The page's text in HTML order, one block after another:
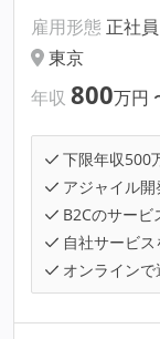
雇用形態 正社員
東京
年収 800万円
下限年収500
アジャイル開
B2Cのサービ
自社サービス
オンライン